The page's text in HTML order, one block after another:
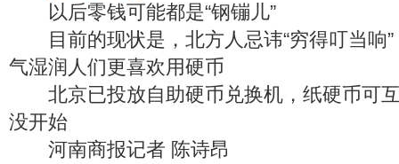
以后零钱可能都是“钢镚儿”
目前的现状是，北方人忌讳“穷得叮当响”
气湿润人们更喜欢用硬币
北京已投放自助硬币兑换机，纸硬币可
没开始
河南商报记者 陈诗昂